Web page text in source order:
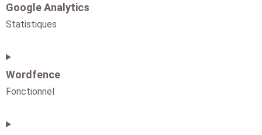
Google Analytics
Statistiques
Wordfence
Fonctionnel